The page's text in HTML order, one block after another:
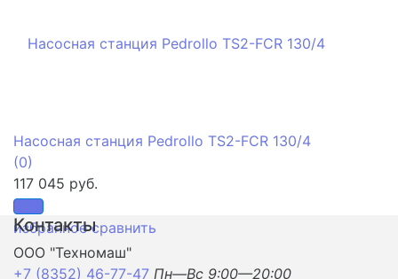
избранное сравнить
Насосная станция Pedrollo TS2-FCR 130/4
(0)
117 045 руб.
Контакты
ООО "Техномаш"
+7 (8352) 46-77-47 Пн—Вс 9:00—20:00